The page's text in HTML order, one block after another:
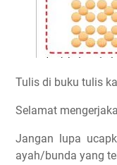
Tulis di buku tulis
Selamat
Jangan lupa
ayah/bunda yang